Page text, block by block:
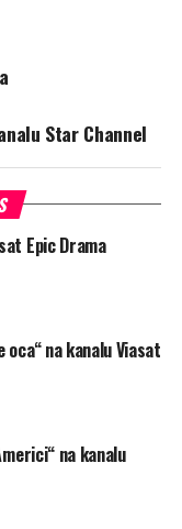
Star Channel
Epic Drama
oca“ na kanalu Viasat
na kanalu